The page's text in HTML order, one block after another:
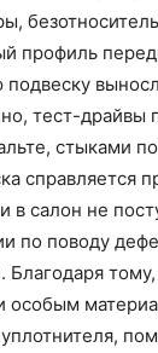
профиль
тест-драйвы
стыками
справляется
в салон не
по поводу
Благодаря
особым